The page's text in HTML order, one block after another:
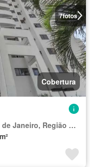
7fotos
Cobertura
Região Geográfica Imediata do Rio de Janeiro, Região Metropolitana do Rio de Janeiro